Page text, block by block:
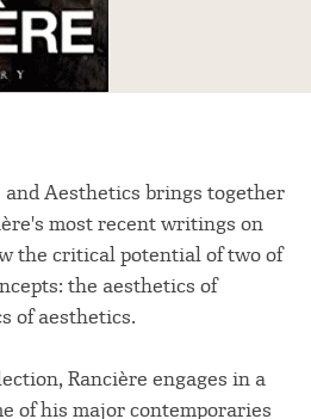
and Aesthetics brings together
most recent writings on
the critical potential of two of
the aesthetics of
of aesthetics.
Rancière engages in a
of his major contemporaries